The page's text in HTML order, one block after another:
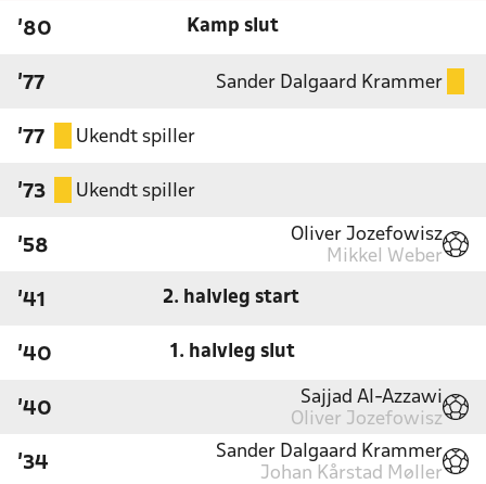
'80 Kamp slut
'77 Sander Dalgaard Krammer
'77 Ukendt spiller
'73 Ukendt spiller
'58
Oliver Jozefowisz
Mikkel Weber
'41 2. halvleg start
'40 1. halvleg slut
'40
Sajjad Al-Azzawi
Oliver Jozefowisz
'34
Sander Dalgaard Krammer
Johan Kårstad Møller